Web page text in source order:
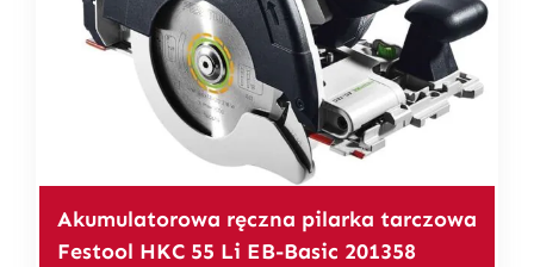
Akumulatorowa ręczna pilarka tarczowa
Festool HKC 55 Li EB-Basic 201358